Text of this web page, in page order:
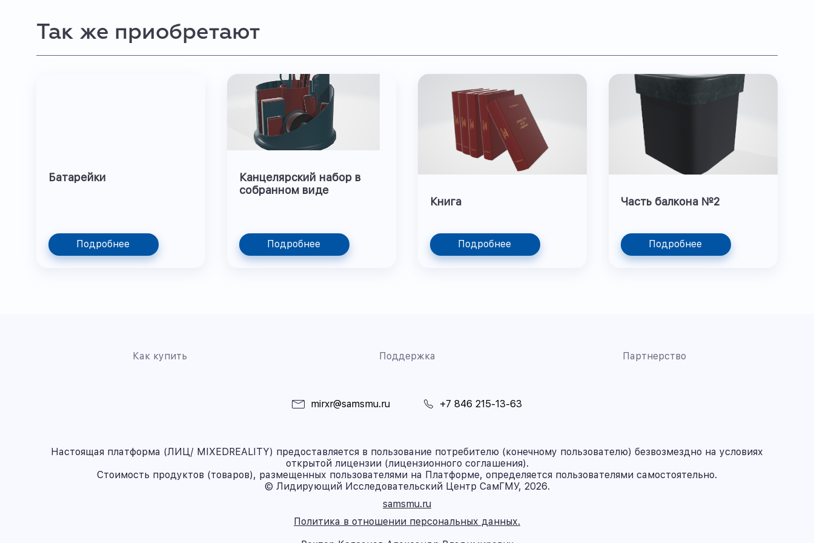
Так же приобретают
Батарейки
Подробнее
Канцелярский набор в
собранном виде
Подробнее
Книга
Подробнее
Часть балкона №2
Подробнее
Как купить Поддержка Партнерство
mirxr@samsmu.ru +7 846 215-13-63
Настоящая платформа (ЛИЦ/ MIXEDREALITY) предоставляется в пользование потребителю (конечному пользователю) безвозмездно на условиях
открытой лицензии (лицензионного соглашения).
Стоимость продуктов (товаров), размещенных пользователями на Платформе, определяется пользователями самостоятельно.
© Лидирующий Исследовательский Центр СамГМУ, 2026.
samsmu.ru
Политика в отношении персональных данных.